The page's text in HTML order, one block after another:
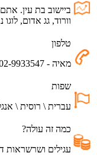
ביישוב בת עין.
וורוד, גג אדום,
טלפון
מאיה - 02-9933547, לאה - 054-7827704
שפות
עברית \ רוסית \
כמה זה עולה?
עגילים ושרשראות דקות: 100 -